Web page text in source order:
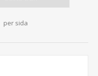
per sida